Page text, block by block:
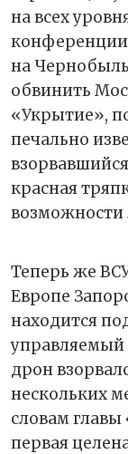
на всех
конференции
на
обвинить
«Укрытие»,
печально
красная
возможности
Теперь же
Европе
находится
управляемый
дрон
нескольких
словам главы
первая